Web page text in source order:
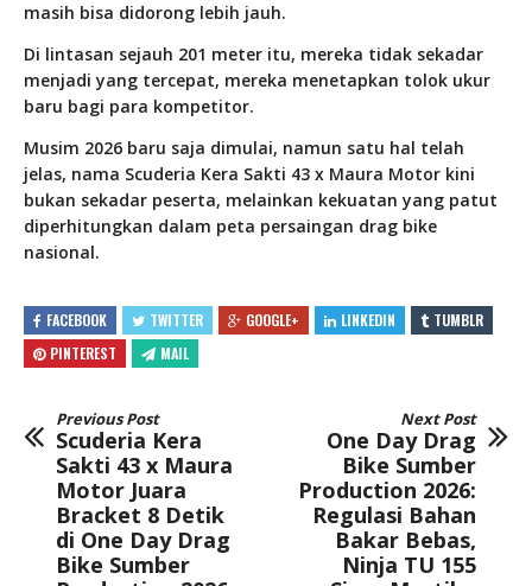
masih bisa didorong lebih jauh.
Di lintasan sejauh 201 meter itu, mereka tidak sekadar
menjadi yang tercepat, mereka menetapkan tolok ukur
baru bagi para kompetitor.
Musim 2026 baru saja dimulai, namun satu hal telah
jelas, nama Scuderia Kera Sakti 43 x Maura Motor kini
bukan sekadar peserta, melainkan kekuatan yang patut
diperhitungkan dalam peta persaingan drag bike
nasional.
FACEBOOK TWITTER GOOGLE+ LINKEDIN
TUMBLR
PINTEREST
MAIL
Previous Post
Scuderia Kera
Sakti 43 x Maura
Motor Juara
Bracket 8 Detik
di One Day Drag
Bike Sumber
Next Post
One Day Drag
Bike Sumber
Production 2026:
Regulasi Bahan
Bakar Bebas,
Ninja TU 155